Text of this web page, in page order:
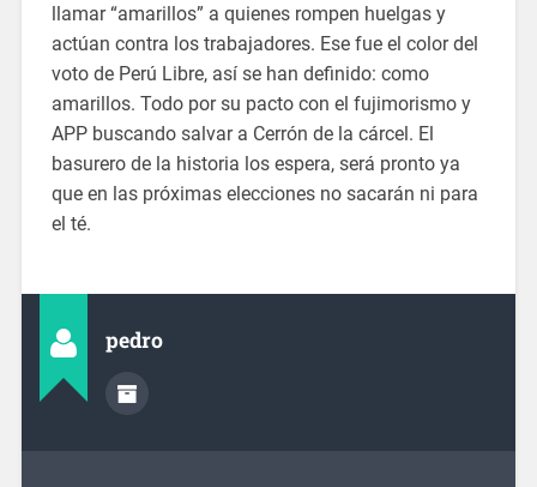
llamar “amarillos” a quienes rompen huelgas y
actúan contra los trabajadores. Ese fue el color del
voto de Perú Libre, así se han definido: como
amarillos. Todo por su pacto con el fujimorismo y
APP buscando salvar a Cerrón de la cárcel. El
basurero de la historia los espera, será pronto ya
que en las próximas elecciones no sacarán ni para
el té.
pedro